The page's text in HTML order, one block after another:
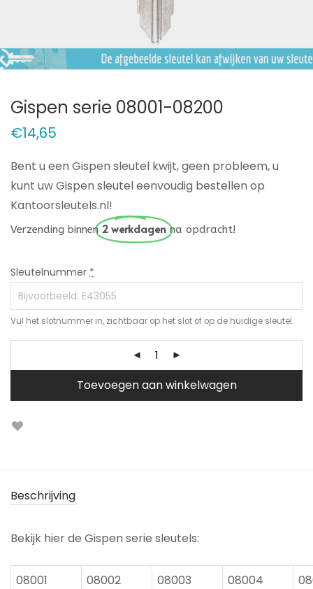
Gispen serie 08001-08200
€14,65
Bent u een Gispen sleutel kwijt, geen probleem, u
kunt uw Gispen sleutel eenvoudig bestellen op
Kantoorsleutels.nl!
Verzending binnen 2 werkdagen na opdracht!
Sleutelnummer *
Vul het slotnummer in, zichtbaar op het slot of op de huidige sleutel.
Toevoegen aan winkelwagen
Beschrijving
Bekijk hier de Gispen serie sleutels:
08001 08002 08003 08004